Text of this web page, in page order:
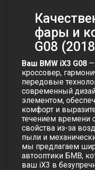
фары и
G08
Ваш BMW iX3 G08 —
кроссовер,
передовые
современный
элементом,
комфорт и
течением времени
свойства из-за
пыли и
мы предлагаем
автооптики БМВ,
ваш iХ3 в